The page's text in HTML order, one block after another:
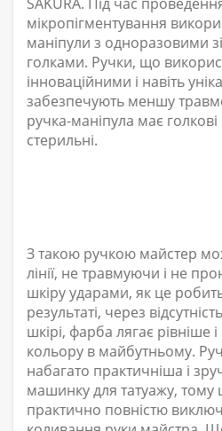
мікропігментування
маніпули з одноразовими
голками. Ручки, що
інноваційними і навіть
забезпечують меншу
ручка-маніпула має
стерильні.
З такою ручкою майстер
лінії, не травмуючи і не
шкіру ударами, як це
результаті, через
шкірі, фарба лягає рівніше
кольору в майбутньому.
набагато практичніша і
машинку для татуажу, тому
практично повністю